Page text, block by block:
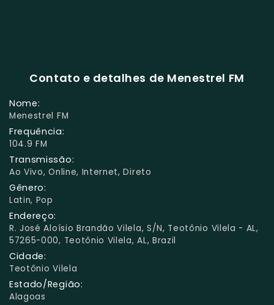
Contato e detalhes de Menestrel FM
Nome:
Menestrel FM
Frequência:
104.9 FM
Transmissão:
Ao Vivo, Online, Internet, Direto
Gênero:
Latin, Pop
Endereço:
R. José Aloísio Brandão Vilela, S/N, Teotônio Vilela - AL,
57265-000, Teotônio Vilela, AL, Brazil
Cidade:
Teotônio Vilela
Estado/Região:
Alagoas